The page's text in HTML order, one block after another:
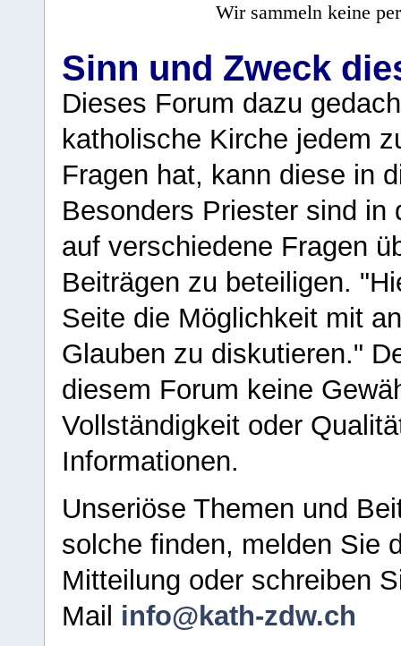
Wir sammeln keine
Sinn und Zweck
Dieses Forum dazu
katholische Kirche jedem
Fragen hat, kann diese in
Besonders Priester sind in
auf verschiedene Fragen
Beiträgen zu beteiligen.
Seite die Möglichkeit mit
Glauben zu diskutieren."
diesem Forum keine
Vollständigkeit oder
Informationen.
Unseriöse Themen und
solche finden, melden Sie
Mitteilung oder schreiben
Mail info@kath-zdw.ch